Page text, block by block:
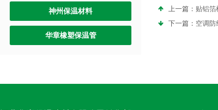
神州保温材料
华章橡塑保温管
上一篇： 贴铝箔
下一篇： 空调防